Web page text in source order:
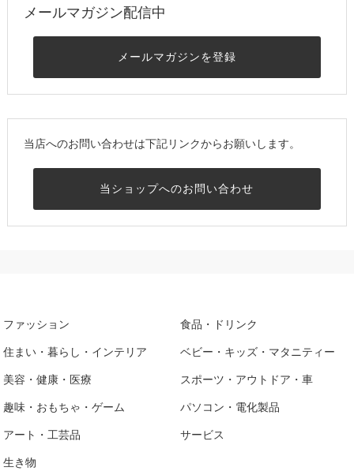
メールマガジン配信中
メールマガジンを登録
当店へのお問い合わせは下記リンクからお願いします。
当ショップへのお問い合わせ
ファッション 食品・ドリンク
住まい・暮らし・インテリア ベビー・キッズ・マタニティー
美容・健康・医療 スポーツ・アウトドア・車
趣味・おもちゃ・ゲーム パソコン・電化製品
アート・工芸品 サービス
生き物